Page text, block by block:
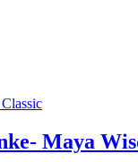
Maya